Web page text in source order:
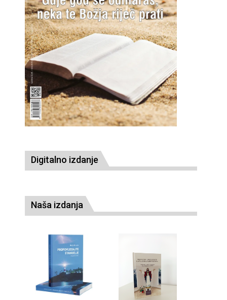
Digitalno izdanje
Naša izdanja